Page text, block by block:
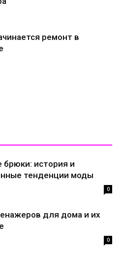
ремонт в
брюки: история и
тенденции моды
0
для дома и их
0